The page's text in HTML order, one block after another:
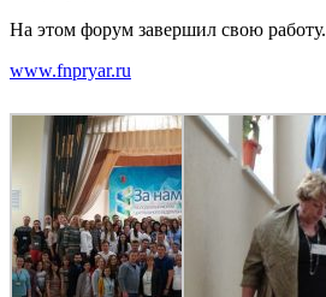
На этом форум завершил свою работу.
www.fnpryar.ru